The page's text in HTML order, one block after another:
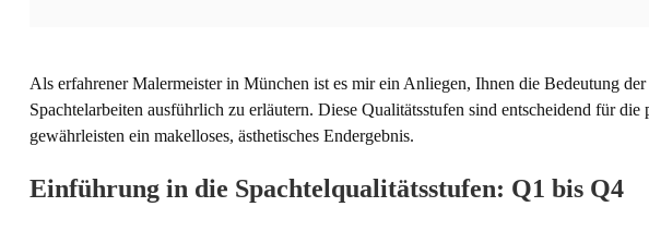
Als erfahrener Malermeister in München ist es mir ein Anliegen, Ihnen die Bedeutung
Spachtelarbeiten ausführlich zu erläutern. Diese Qualitätsstufen sind entscheidend für
gewährleisten ein makelloses, ästhetisches Endergebnis.
Einführung in die Spachtelqualitätsstufen: Q1 bis Q4